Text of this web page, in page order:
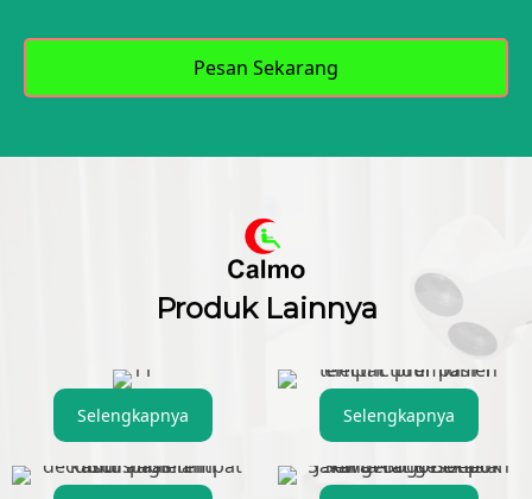
Pesan Sekarang
Produk Lainnya
Selengkapnya Selengkapnya